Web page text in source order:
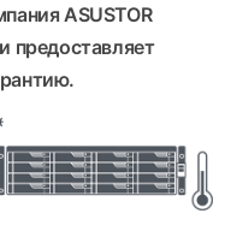
ASUSTOR
предоставляет